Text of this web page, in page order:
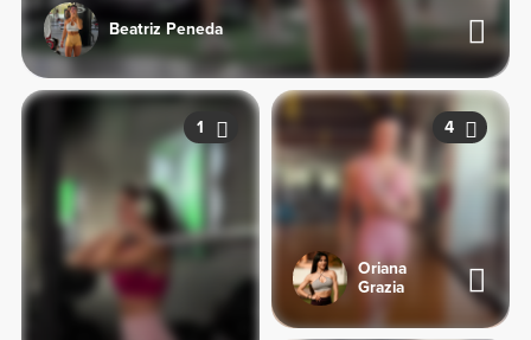
Beatriz Peneda
1 4
Oriana
Grazia